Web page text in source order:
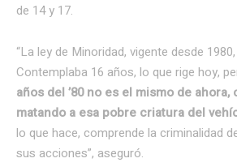
de 14 y 17.
“La ley de Minoridad, vigente desde
Contemplaba 16 años, lo que rige hoy,
años del ’80 no es el mismo de
matando a esa pobre criatura del
lo que hace, comprende la criminalidad
sus acciones”, aseguró.